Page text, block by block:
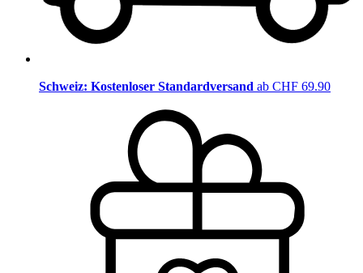
Schweiz: Kostenloser Standardversand ab CHF 69.90